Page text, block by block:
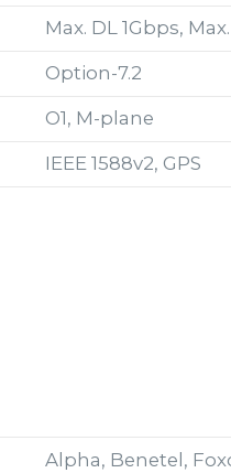
Max. DL 1Gbps,
Option-7.2
O1, M-plane
IEEE 1588v2, GPS
Alpha, Benetel,